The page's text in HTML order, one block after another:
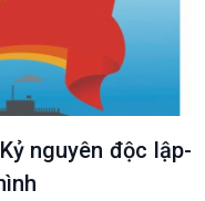
nguyên độc lập-